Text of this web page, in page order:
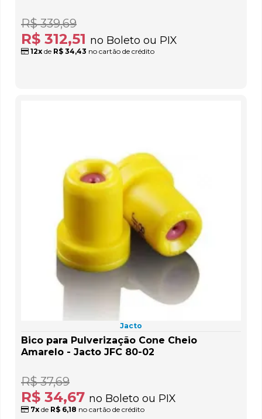
R$ 312,51 no Boleto ou PIX
R$ 339,69
12x de R$ 34,43 no cartão de crédito
Jacto
Bico para Pulverização Cone Cheio
Amarelo - Jacto JFC 80-02
R$ 34,67 no Boleto ou PIX
R$ 37,69
7x de R$ 6,18 no cartão de crédito